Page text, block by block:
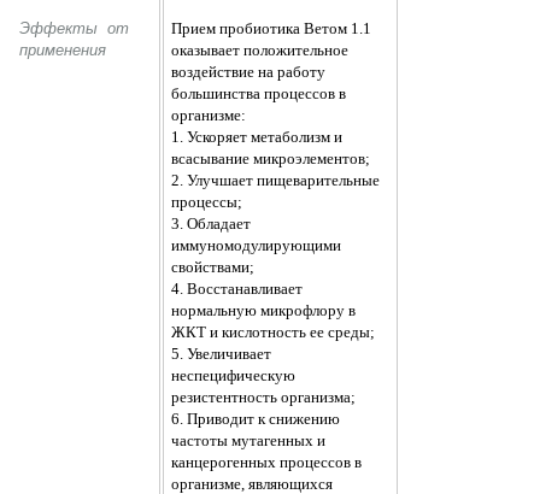
Эффекты  от
применения
Прием пробиотика Ветом 1.1
оказывает положительное
воздействие на работу
большинства процессов в
организме:
1. Ускоряет метаболизм и
всасывание микроэлементов;
2. Улучшает пищеварительные
процессы;
3. Обладает
иммуномодулирующими
свойствами;
4. Восстанавливает
нормальную микрофлору в
ЖКТ и кислотность ее среды;
5. Увеличивает
неспецифическую
резистентность организма;
6. Приводит к снижению
частоты мутагенных и
канцерогенных процессов в
организме, являющихся